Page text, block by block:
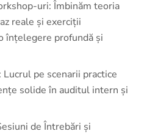
uri: Îmbinăm teoria
reale și exerciții
înțelegere profundă și
pe scenarii practice
solide în auditul intern și
de Întrebări și